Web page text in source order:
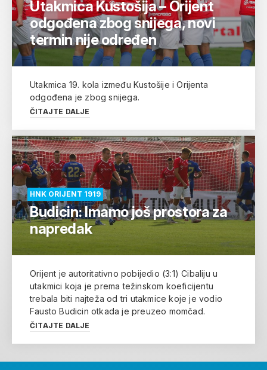
Utakmica Kustošija – Orijent
odgođena zbog snijega, novi
termin nije određen
Utakmica 19. kola između Kustošije i Orijenta
odgođena je zbog snijega.
ČITAJTE DALJE
HNK ORIJENT 1919
Budicin: Imamo još prostora za
napredak
Orijent je autoritativno pobijedio (3:1) Cibaliju u
utakmici koja je prema težinskom koeficijentu
trebala biti najteža od tri utakmice koje je vodio
Fausto Budicin otkada je preuzeo momčad.
ČITAJTE DALJE